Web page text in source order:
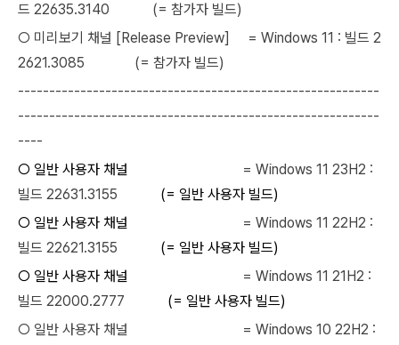
드 22635.3140
(= 참가자 빌드)
○ 미리보기 채널 [Release Preview]
= Windows 11 : 빌드 2
2621.3085 (= 참가자 빌드)
----------------------------------------------------------
----------------------------------------------------------
----
○ 일반 사용자 채널
= Windows 11 23H2 :
빌드 22631.3155
(= 일반 사용자 빌드)
○ 일반 사용자 채널
= Windows 11 22H2 :
빌드 22621.3155
(= 일반 사용자 빌드)
○ 일반 사용자 채널
= Windows 11 21H2 :
빌드 22000.2777 (= 일반 사용자 빌드)
○ 일반 사용자 채널
= Windows 10 22H2 :